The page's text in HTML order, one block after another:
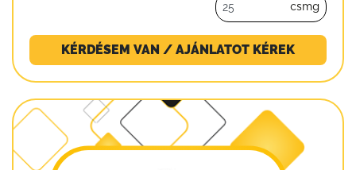
csmg
KÉRDÉSEM VAN / AJÁNLATOT KÉREK